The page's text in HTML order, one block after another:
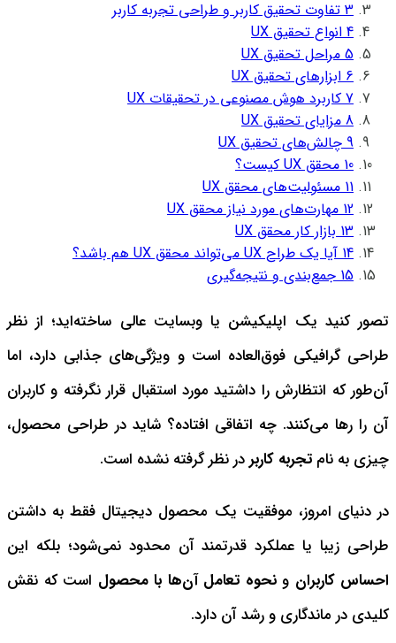
3 تفاوت تحقیق کاربر و طراحی تجربه کاربر
4 انواع تحقیق UX
5 مراحل تحقیق UX
6 ابزارهای تحقیق UX
7 کاربرد هوش مصنوعی در تحقیقات UX
8 مزایای تحقیق UX
9 چالش‌های تحقیق UX
10 محقق UX کیست؟
11 مسئولیت‌های محقق UX
12 مهارت‌های مورد نیاز محقق UX
13 بازار کار محقق UX
14 آیا یک طراح UX می‌تواند محقق UX هم باشد؟
15 جمع‌بندی و نتیجه‌گیری
تصور کنید یک اپلیکیشن یا وبسایت عالی ساخته‌اید؛ از نظر
طراحی گرافیکی فوق‌العاده است و ویژگی‌های جذابی دارد، اما
آن‌طور که انتظارش را داشتید مورد استقبال قرار نگرفته و کاربران
آن را رها می‌کنند. چه اتفاقی افتاده؟ شاید در طراحی محصول،
چیزی به نام تجربه کاربردر نظر گرفته نشده است.
در دنیای امروز، موفقیت یک محصول دیجیتال فقط به داشتن
طراحی زیبا یا عملکرد قدرتمند آن محدود نمی‌شود؛ بلکه این
احساس کاربران ونحوه تعامل آن‌ها با محصول است که نقش
کلیدی در ماندگاری و رشد آن دارد.